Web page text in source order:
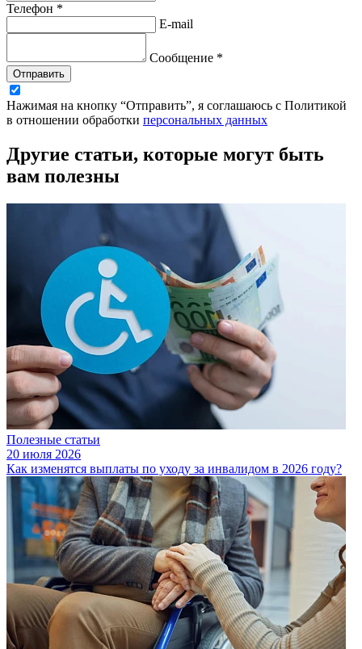
Телефон *
E-mail
Сообщение *
Отправить
Нажимая на кнопку “Отправить”, я соглашаюсь с Политикой
в отношении обработки персональных данных
Другие статьи, которые могут быть
вам полезны
Полезные статьи
20 июля 2026
Как изменятся выплаты по уходу за инвалидом в 2026 году?